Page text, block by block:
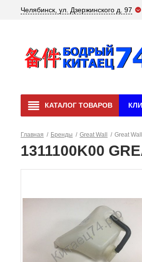
Челябинск, ул. Дзержинского д. 97
КАТАЛОГ ТОВАРОВ
Главная / Бренды / Great Wall / Great
1311100K00